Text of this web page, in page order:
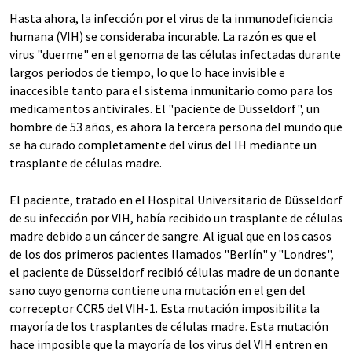
Hasta ahora, la infección por el virus de la inmunodeficiencia
humana (VIH) se consideraba incurable. La razón es que el
virus "duerme" en el genoma de las células infectadas durante
largos periodos de tiempo, lo que lo hace invisible e
inaccesible tanto para el sistema inmunitario como para los
medicamentos antivirales. El "paciente de Düsseldorf", un
hombre de 53 años, es ahora la tercera persona del mundo que
se ha curado completamente del virus del IH mediante un
trasplante de células madre.
El paciente, tratado en el Hospital Universitario de Düsseldorf
de su infección por VIH, había recibido un trasplante de células
madre debido a un cáncer de sangre. Al igual que en los casos
de los dos primeros pacientes llamados "Berlín" y "Londres",
el paciente de Düsseldorf recibió células madre de un donante
sano cuyo genoma contiene una mutación en el gen del
correceptor CCR5 del VIH-1. Esta mutación imposibilita la
mayoría de los trasplantes de células madre. Esta mutación
hace imposible que la mayoría de los virus del VIH entren en